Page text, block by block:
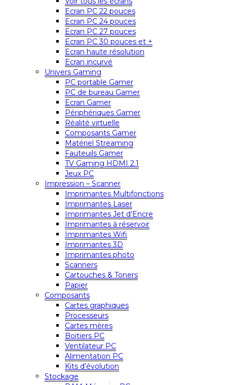
Ecran PC 22 pouces
Ecran PC 24 pouces
Ecran PC 27 pouces
Ecran PC 30 pouces et +
Ecran haute résolution
Ecran incurvé
Univers Gaming
PC portable Gamer
PC de bureau Gamer
Ecran Gamer
Périphériques Gamer
Réalité virtuelle
Composants Gamer
Matériel Streaming
Fauteuils Gamer
TV Gaming HDMI 2.1
Jeux PC
Impression – Scanner
Imprimantes Multifonctions
Imprimantes Laser
Imprimantes Jet d’Encre
Imprimantes à réservoir
Imprimantes Wifi
Imprimantes 3D
Imprimantes photo
Scanners
Cartouches & Toners
Papier
Composants
Cartes graphiques
Processeurs
Cartes mères
Boitiers PC
Ventilateur PC
Alimentation PC
Kits d’évolution
Stockage